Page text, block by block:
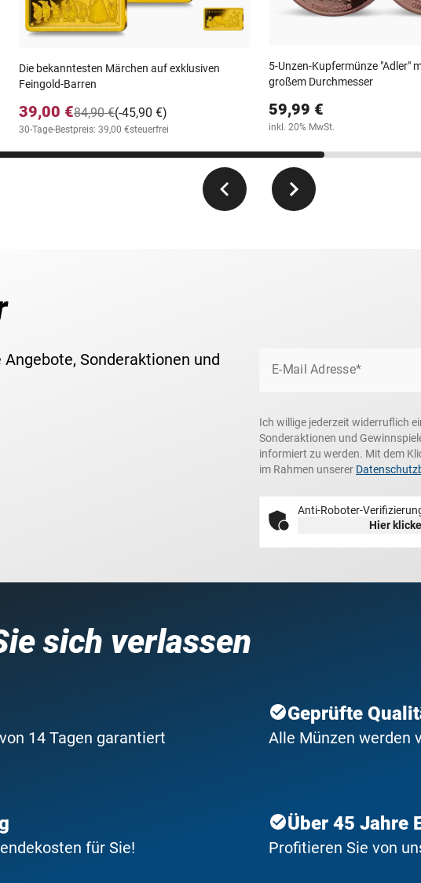
Die bekanntesten Märchen auf exklusiven
Feingold-Barren
39,00 € (-45,90 €)
84,90 €
30-Tage-Bestpreis: 39,00 €steuerfrei
5-Unzen-Kupfermünze "Adler"
großem Durchmesser
59,99 €
inkl. 20% MwSt.
Sonderaktionen und
E-Mail Adresse*
Ich willige jederzeit widerruflich
Sonderaktionen und
informiert zu werden. Mit dem
im Rahmen unserer
Anti-Roboter-
Hier
sich verlassen
14 Tagen garantiert
Geprüfte
Alle Münzen werden
für Sie!
Über 45 Jahre
Profitieren Sie von